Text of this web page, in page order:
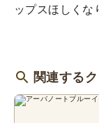
ップスほしくな
関連する